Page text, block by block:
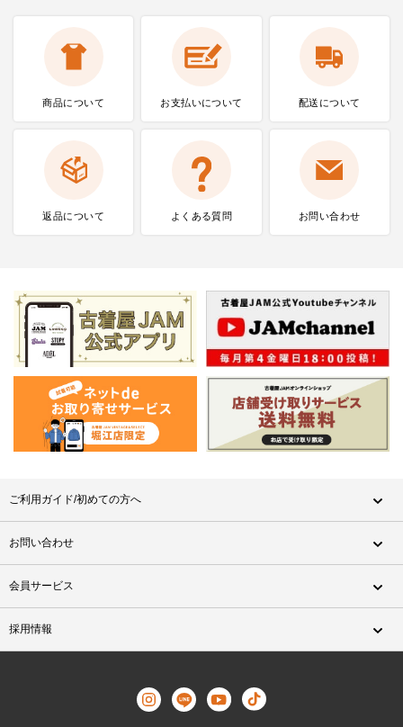
商品について お支払いについて 配送について
返品について よくある質問 お問い合わせ
ご利用ガイド/初めての方へ
お問い合わせ
会員サービス
採用情報